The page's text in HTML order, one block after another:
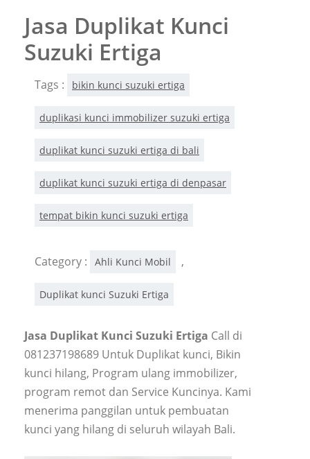
Jasa Duplikat Kunci
Suzuki Ertiga
Tags : bikin kunci suzuki ertiga
duplikasi kunci immobilizer suzuki ertiga
duplikat kunci suzuki ertiga di bali
duplikat kunci suzuki ertiga di denpasar
tempat bikin kunci suzuki ertiga
Category : Ahli Kunci Mobil ,
Duplikat kunci Suzuki Ertiga
Jasa Duplikat Kunci Suzuki Ertiga Call di
081237198689 Untuk Duplikat kunci, Bikin
kunci hilang, Program ulang immobilizer,
program remot dan Service Kuncinya. Kami
menerima panggilan untuk pembuatan
kunci yang hilang di seluruh wilayah Bali.